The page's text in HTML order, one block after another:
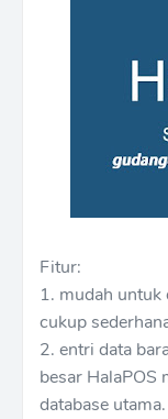
Fitur:
1. mudah untuk
cukup
2. entri data
besar HalaPOS
database utama.